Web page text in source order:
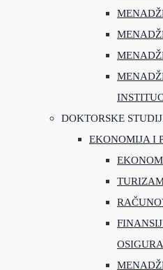
DOKTORSKE
EKONOMIJA I